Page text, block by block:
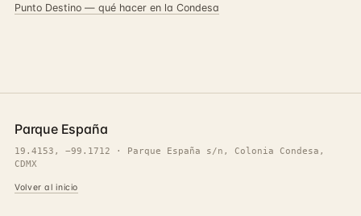
Punto Destino — qué hacer en la Condesa
Parque España
19.4153, −99.1712 · Parque España s/n, Colonia Condesa,
CDMX
Volver al inicio